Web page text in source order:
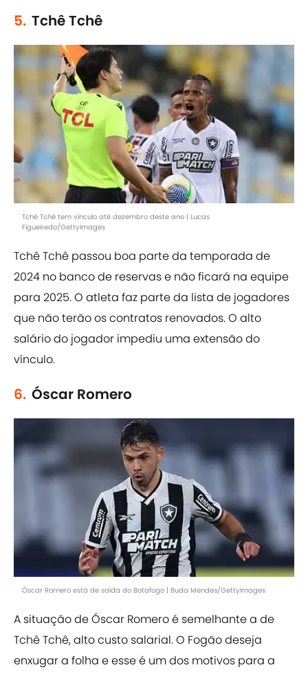
5. Tchê Tchê
Tchê Tchê tem vínculo até dezembro deste ano | Lucas
Figueiredo/GettyImages
Tchê Tchê passou boa parte da temporada de
2024 no banco de reservas e não ficará na equipe
para 2025. O atleta faz parte da lista de jogadores
que não terão os contratos renovados. O alto
salário do jogador impediu uma extensão do
vínculo.
6. Óscar Romero
Óscar Romero está de saída do Botafogo | Buda Mendes/GettyImages
A situação de Óscar Romero é semelhante a de
Tchê Tchê, alto custo salarial. O Fogão deseja
enxugar a folha e esse é um dos motivos para a